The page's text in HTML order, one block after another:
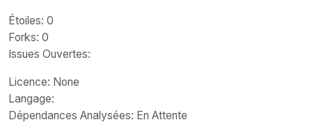
Étoiles: 0
Forks: 0
Issues Ouvertes:
Licence: None
Langage:
Dépendances Analysées: En Attente